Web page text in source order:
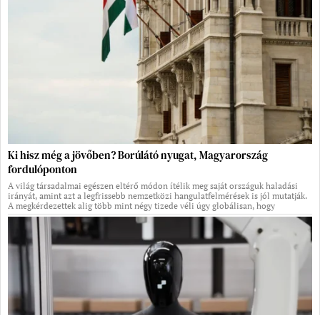
Ki hisz még a jövőben? Borúlátó nyugat, Magyarország
fordulóponton
A világ társadalmai egészen eltérő módon ítélik meg saját országuk haladási
irányát, amint azt a legfrissebb nemzetközi hangulatfelmérések is jól mutatják.
A megkérdezettek alig több mint négy tizede véli úgy globálisan, hogy